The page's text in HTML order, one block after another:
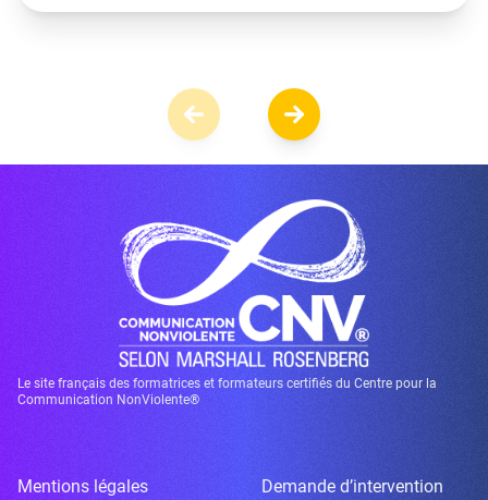
Le site français des formatrices et formateurs certifiés du Centre pour la
Communication NonViolente®
Mentions légales
Demande d’intervention